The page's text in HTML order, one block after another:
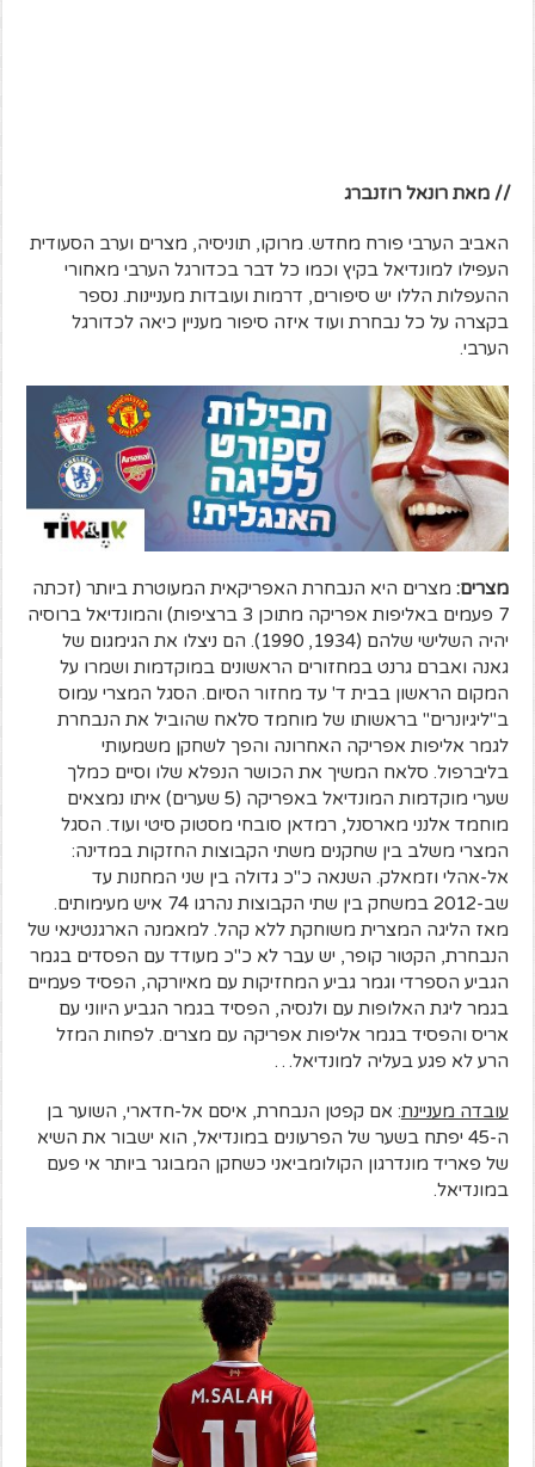
// מאת רונאל רוזנברג
האביב הערבי פורח מחדש. מרוקו, תוניסיה, מצרים וערב הסעודית
העפילו למונדיאל בקיץ וכמו כל דבר בכדורגל הערבי מאחורי
ההעפלות הללו יש סיפורים, דרמות ועובדות מעניינות. נספר
בקצרה על כל נבחרת ועוד איזה סיפור מעניין כיאה לכדורגל
הערבי.
מצרים: מצרים היא הנבחרת האפריקאית המעוטרת ביותר (זכתה
7 פעמים באליפות אפריקה מתוכן 3 ברציפות) והמונדיאל ברוסיה
יהיה השלישי שלהם (1934, 1990). הם ניצלו את הגימגום של
גאנה ואברם גרנט במחזורים הראשונים במוקדמות ושמרו על
המקום הראשון בבית ד' עד מחזור הסיום. הסגל המצרי עמוס
ב"ליגיונרים" בראשותו של מוחמד סלאח שהוביל את הנבחרת
לגמר אליפות אפריקה האחרונה והפך לשחקן משמעותי
בליברפול. סלאח המשיך את הכושר הנפלא שלו וסיים כמלך
שערי מוקדמות המונדיאל באפריקה (5 שערים) איתו נמצאים
מוחמד אלנני מארסנל, רמדאן סובחי מסטוק סיטי ועוד. הסגל
המצרי משלב בין שחקנים משתי הקבוצות החזקות במדינה:
אל-אהלי וזמאלק. השנאה כ"כ גדולה בין שני המחנות עד
שב-2012 במשחק בין שתי הקבוצות נהרגו 74 איש מעימותים.
מאז הליגה המצרית משוחקת ללא קהל. למאמנה הארגנטינאי של
הנבחרת, הקטור קופר, יש עבר לא כ"כ מעודד עם הפסדים בגמר
הגביע הספרדי וגמר גביע המחזיקות עם מאיורקה, הפסיד פעמיים
בגמר ליגת האלופות עם ולנסיה, הפסיד בגמר הגביע היווני עם
אריס והפסיד בגמר אליפות אפריקה עם מצרים. לפחות המזל
הרע לא פגע בעליה למונדיאל…
עובדה מעניינת: אם קפטן הנבחרת, איסם אל-חדארי, השוער בן
ה-45 יפתח בשער של הפרעונים במונדיאל, הוא ישבור את השיא
של פאריד מונדרגון הקולומביאני כשחקן המבוגר ביותר אי פעם
במונדיאל.